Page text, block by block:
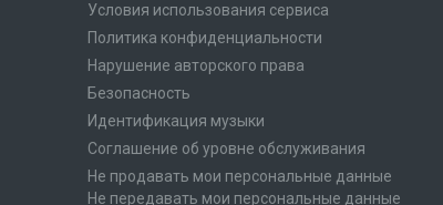
Условия использования сервиса
Политика конфиденциальности
Нарушение авторского права
Безопасность
Идентификация музыки
Соглашение об уровне обслуживания
Не продавать мои персональные данные
Не передавать мои персональные данные